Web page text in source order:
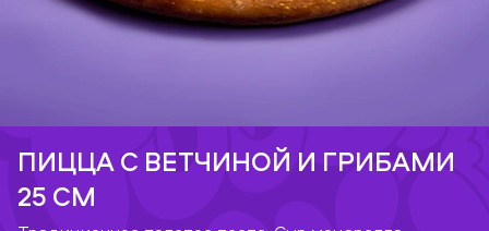
ПИЦЦА С ВЕТЧИНОЙ И ГРИБАМИ
25 СМ